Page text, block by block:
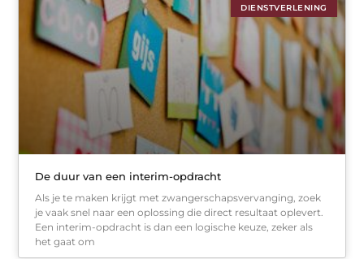
DIENSTVERLENING
De duur van een interim-opdracht
Als je te maken krijgt met zwangerschapsvervanging, zoek
je vaak snel naar een oplossing die direct resultaat oplevert.
Een interim-opdracht is dan een logische keuze, zeker als
het gaat om